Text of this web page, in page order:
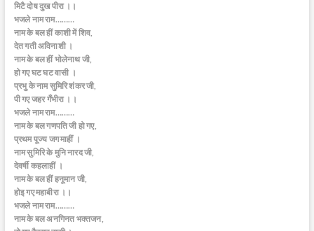
मिटै दोष दुख पीरा ।।
भजले नाम राम………
नाम के बल हीं काशी में शिव,
देत गती अविनाशी ।
नाम के बल हीं भोलेनाथ जी,
हो गए घट घट वासी ।
प्रभु के नाम सुमिरि शंकर जी,
पी गए जहर गँभीरा ।।
भजले नाम राम………
नाम के बल गणपति जी हो गए,
प्रथम पूज्य जग माहीं ।
नाम सुमिरि के मुनि नारद जी,
देवर्षी कहलाहीं ।
नाम के बल हीं हनूमान जी,
होइ गए महाबीरा ।।
भजले नाम राम………
नाम के बल अनगिनत भक्तजन,